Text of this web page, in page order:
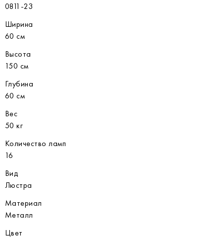
0811-23
Ширина
60 см
Высота
150 см
Глубина
60 см
Вес
50 кг
Количество ламп
16
Вид
Люстра
Материал
Металл
Цвет